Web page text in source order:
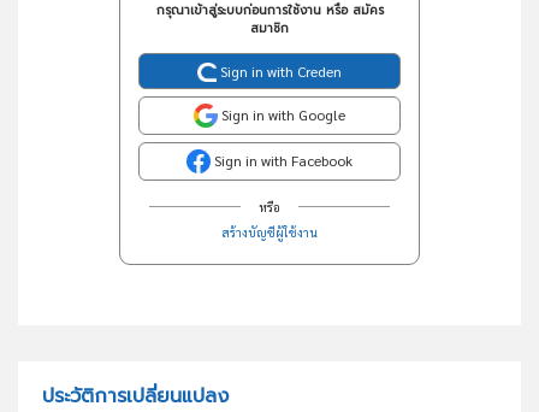
กรุณาเข้าสู่ระบบก่อนการใช้งาน หรือ สมัคร
สมาชิก
Sign in with Creden
Sign in with Google
Sign in with Facebook
หรือ
สร้างบัญชีผู้ใช้งาน
ประวัติการเปลี่ยนแปลง